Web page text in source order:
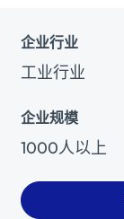
企业行业
工业行业
企业规模
1000人以上